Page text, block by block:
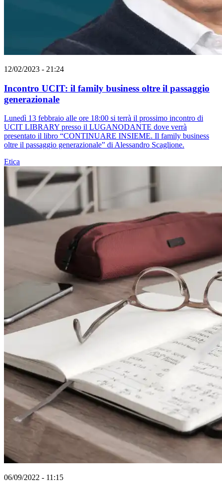
12/02/2023 - 21:24
Incontro UCIT: il family business oltre il passaggio
generazionale
Lunedì 13 febbraio alle ore 18:00 si terrà il prossimo incontro di
UCIT LIBRARY presso il LUGANODANTE dove verrà
presentato il libro “CONTINUARE INSIEME. Il family business
oltre il passaggio generazionale” di Alessandro Scaglione.
Etica
06/09/2022 - 11:15